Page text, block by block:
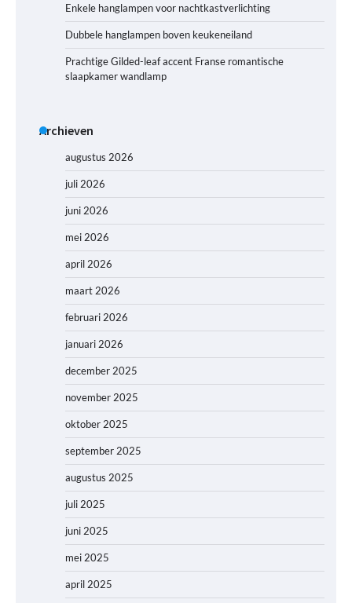
Enkele hanglampen voor nachtkastverlichting
Dubbele hanglampen boven keukeneiland
Prachtige Gilded-leaf accent Franse romantische
slaapkamer wandlamp
Archieven
augustus 2026
juli 2026
juni 2026
mei 2026
april 2026
maart 2026
februari 2026
januari 2026
december 2025
november 2025
oktober 2025
september 2025
augustus 2025
juli 2025
juni 2025
mei 2025
april 2025